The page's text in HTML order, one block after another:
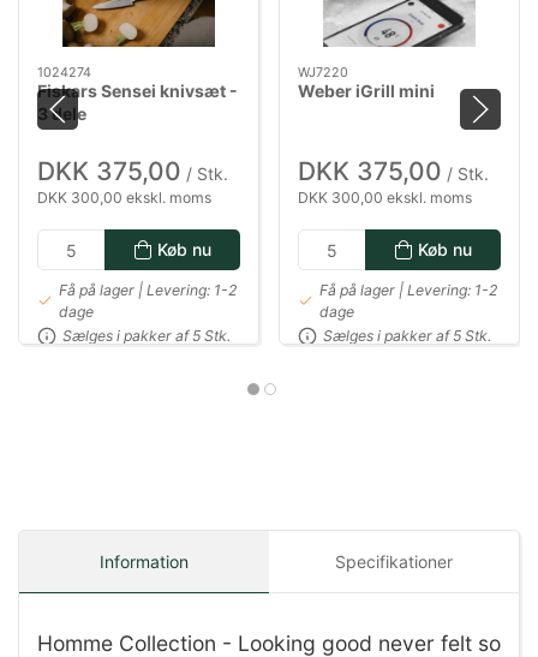
1024274
Fiskars Sensei knivsæt -
3 dele
DKK 375,00 / Stk.
DKK 300,00 ekskl. moms
Køb nu
Få på lager | Levering: 1-2
dage
Sælges i pakker af 5 Stk.
WJ7220
Weber iGrill mini
DKK 375,00 / Stk.
DKK 300,00 ekskl. moms
Køb nu
Få på lager | Levering: 1-2
dage
Sælges i pakker af 5 Stk.
Information Specifikationer
Homme Collection - Looking good never felt so